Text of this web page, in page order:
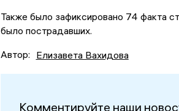
Также было зафиксировано 74 факта
было пострадавших.
Автор: Елизавета Вахидова
Комментируйте наши